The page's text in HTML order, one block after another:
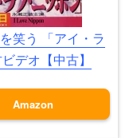
笑う 「アイ・ラ
デオ【中古】
Amazon